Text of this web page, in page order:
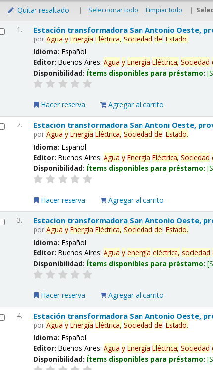
Quitar resaltado | Seleccionar todo Limpiar todo |
1. Estación transformadora San Antonio Oeste,
porAgua y Energía Eléctrica, Sociedad delEstado.
Idioma:Español
Editor:Buenos Aires:Agua y Energía Eléctrica, Sociedad
Disponibilidad: Ítems disponibles para préstamo:
Hacer reserva Agregar al carrito
2. Estación transformadora San Antoni Oeste,
porAgua y Energía Eléctrica, Sociedad delEstado.
Idioma:Español
Editor:Buenos Aires:Agua y Energía Eléctrica, Sociedad
Disponibilidad: Ítems disponibles para préstamo:
Hacer reserva Agregar al carrito
3. Estacion transformadora San Antonio Oeste,
porAgua y Energía Eléctrica, Sociedad delEstado.
Idioma:Español
Editor:Buenos Aires:Agua y energía eléctrica, sociedad
Disponibilidad: Ítems disponibles para préstamo:
Hacer reserva Agregar al carrito
4. Estación transformadora San Antonio Oeste,
porAgua y Energía Eléctrica, Sociedad delEstado.
Idioma:Español
Editor:Buenos Aires:Agua y Energía Eléctrica, Sociedad
Disponibilidad: Ítems disponibles para préstamo: